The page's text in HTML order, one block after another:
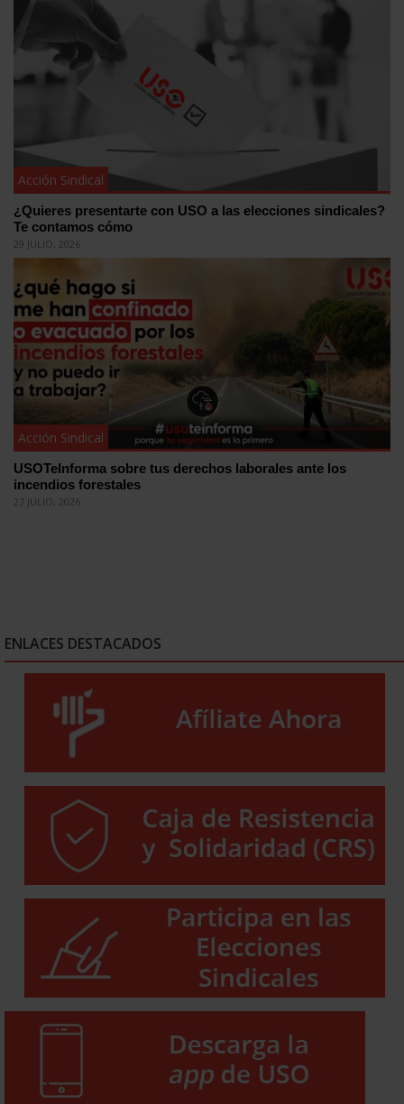
Acción Sindical
¿Quieres presentarte con USO a las elecciones sindicales?
Te contamos cómo
29 JULIO, 2026
Acción Sindical
USOTeInforma sobre tus derechos laborales ante los
incendios forestales
27 JULIO, 2026
ENLACES DESTACADOS